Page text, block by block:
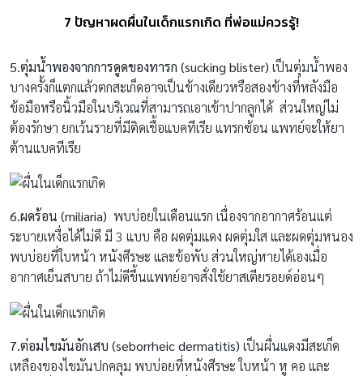
7 ปัญหาผดผื่นในเด็กแรกเกิด ที่พ่อแม่ควรรู้!
5.ตุ่มน้ำพองจากการดูดของทารก (sucking blister) เป็นตุ่มน้ำพอง
บางครั้งก็แตกแล้วตกสะเก็ดอาจเป็นข้างเดียวหรือสองข้างที่หลังมือ
ข้อมือหรือนิ้วมือในบริเวณที่สามารถเอาเข้าปากลูกได้ ส่วนใหญ่ไม่
ต้องรักษา ยกเว้นรายที่มีติดเชื้อแบคทีเรีย แทรกซ้อน แพทย์จะให้ยา
ต้านแบคทีเรีย
6.ผดร้อน (miliaria) พบบ่อยในเดือนแรก เนื่องจากอากาศร้อนแต่
ระบายเหงื่อได้ไม่ดี มี 3 แบบ คือ ผดตุ่มแดง ผดตุ่มใส และผดตุ่มหนอง
พบบ่อยที่ใบหน้า หนังศีรษะ และข้อพับ ส่วนใหญ่หายได้เองเมื่อ
อากาศเย็นสบาย ถ้าไม่ดีขึ้นแพทย์อาจสั่งใช้ยาสเตียรอยด์อ่อนๆ
7.ต่อมไขมันอักเสบ (seborrheic dermatitis) เป็นผื่นแดงมีสะเก็ด
เหลืองของไขมันปกคลุม พบบ่อยที่หนังศีรษะ ใบหน้า หู คอ และ